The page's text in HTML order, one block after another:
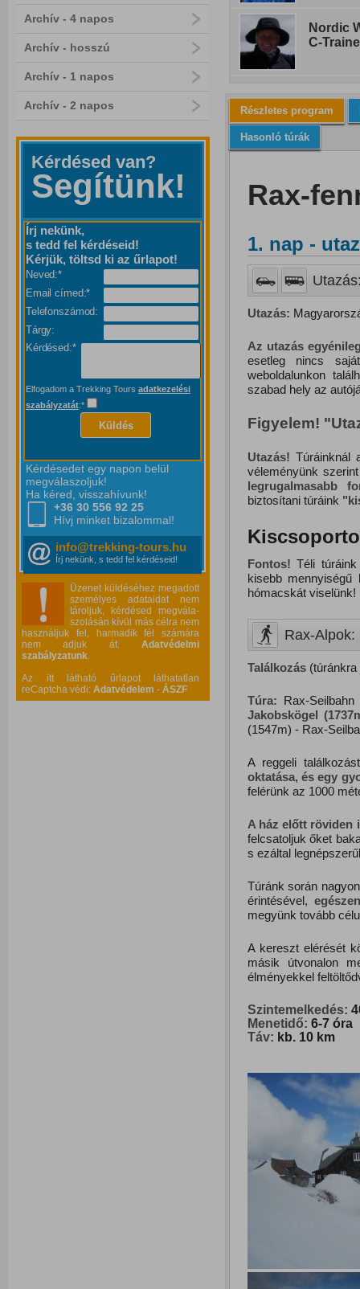
Archív - 4 napos
Archív - hosszú
Archív - 1 napos
Archív - 2 napos
Kérdésed van?
Segítünk!
Írj nekünk,
s tedd fel kérdéseid!
Kérjük, töltsd ki az űrlapot!
Neved:*
Email címed:*
Telefonszámod:
Tárgy:
Kérdésed:*
Elfogadom a Trekking Tours adatkezelési
szabályzatát:*
Küldés
Kérdésedet egy napon belül
megválaszoljuk!
Ha kéred, visszahívunk!
+36 30 556 92 25
Hívj minket bizalommal!
info@trekking-tours.hu
Írj nekünk, s tedd fel kérdéseid!
Üzenet küldéséhez megadott
személyes adataidat nem
tároljuk, kérdésed megvála-
szolásán kívül más célra nem
használjuk fel, harmadik fél számára
nem adjuk át. Adatvédelmi
szabályzatunk.
Az itt látható űrlapot láthatatlan
reCaptcha védi: Adatvédelem - ÁSZF
Nordic
C-
Részletes program
Hasonló túrák
Rax-
1. nap -
Utazás:
Az utazás
esetleg nincs
weboldalunkon
szabad hely az
Figyelem!
Utazás! Túráinknál
véleményünk
legrugalmasabb
biztosítani túráink "
Fontos! Téli
kisebb
hómacskát viselünk!
Rax-
Találkozás(túránkra
Túra: Rax-
Jakobskögel
(1547m) - Rax-
A reggeli
oktatása, és egy
felérünk az 1000
A ház előtt röviden
felcsatoljuk őket
s ezáltal
Túránk során
érintésével, egészen
megyünk tovább
A kereszt elérését
másik útvonalon
élményekkel
Szintemelkedés:
Menetidő: 6-7 óra
Táv: kb. 10 km